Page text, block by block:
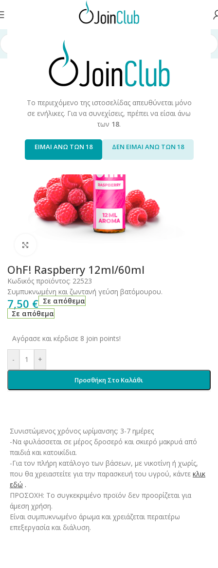
Το περιεχόμενο της ιστοσελίδας απευθύνεται μόνο
σε ενήλικες. Για να συνεχίσεις, πρέπει να είσαι άνω
των 18.
ΕΙΜΑΙ ΑΝΩ ΤΩΝ 18 ΔΕΝ ΕΙΜΑΙ ΑΝΩ ΤΩΝ 18
Αρχική σελίδα Υγρά Αναπλήρωσης
OhF! Raspberry 12ml/60ml
Κωδικός προϊόντος: 22523
Συμπυκνωμένη και ζωντανή γεύση βατόμουρου.
7,50 € Σε απόθεμα
Σε απόθεμα
Αγόρασε και κέρδισε 8 join points!
- +
Προσθήκη Στο Καλάθι
Συνιστώμενος χρόνος ωρίμανσης: 3-7 ημέρες
-Να φυλάσσεται σε μέρος δροσερό και σκιερό μακρυά από
παιδιά και κατοικίδια.
-Για τον πλήρη κατάλογο των βάσεων, με νικοτίνη ή χωρίς,
που θα χρειαστείτε για την παρασκευή του υγρού, κάντε κλικ
εδώ .
ΠΡΟΣΟΧΗ: Το συγκεκριμένο προϊόν δεν προορίζεται για
άμεση χρήση.
Είναι συμπυκνωμένο άρωμα και χρειάζεται περαιτέρω
επεξεργασία και διάλυση.